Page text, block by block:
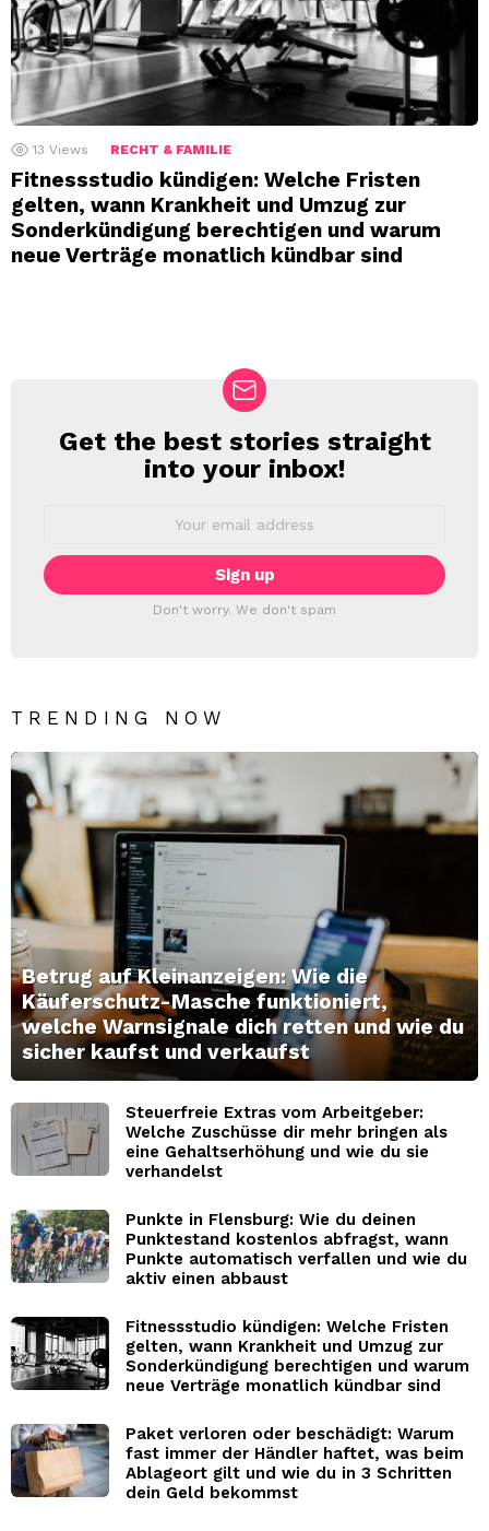
13 Views RECHT & FAMILIE
Fitnessstudio kündigen: Welche Fristen
gelten, wann Krankheit und Umzug zur
Sonderkündigung berechtigen und warum
neue Verträge monatlich kündbar sind
NEWSLETTER
Get the best stories straight
into your inbox!
Don't worry. We don't spam
TRENDING NOW
Betrug auf Kleinanzeigen: Wie die
Käuferschutz-Masche funktioniert,
welche Warnsignale dich retten und wie du
sicher kaufst und verkaufst
Steuerfreie Extras vom Arbeitgeber:
Welche Zuschüsse dir mehr bringen als
eine Gehaltserhöhung und wie du sie
verhandelst
Punkte in Flensburg: Wie du deinen
Punktestand kostenlos abfragst, wann
Punkte automatisch verfallen und wie du
aktiv einen abbaust
Fitnessstudio kündigen: Welche Fristen
gelten, wann Krankheit und Umzug zur
Sonderkündigung berechtigen und warum
neue Verträge monatlich kündbar sind
Paket verloren oder beschädigt: Warum
fast immer der Händler haftet, was beim
Ablageort gilt und wie du in 3 Schritten
dein Geld bekommst